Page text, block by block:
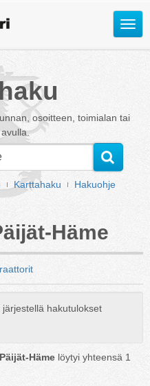
Avaa
haku
osoitteen, toimialan tai
Karttahaku Hakuohje
Häme
järjestellä hakutulokset
Päijät-Häme löytyi yhteensä 1